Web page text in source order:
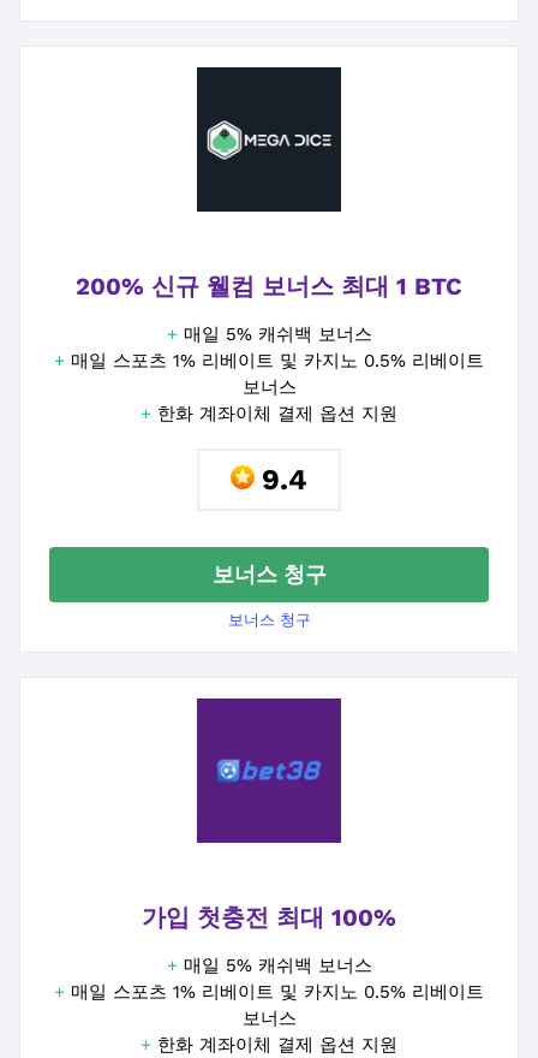
200% 신규 웰컴 보너스 최대 1 BTC
+ 매일 5% 캐쉬백 보너스
+ 매일 스포츠 1% 리베이트 및 카지노 0.5% 리베이트
보너스
+ 한화 계좌이체 결제 옵션 지원
9.4
보너스 청구
보너스 청구
가입 첫충전 최대 100%
+ 매일 5% 캐쉬백 보너스
+ 매일 스포츠 1% 리베이트 및 카지노 0.5% 리베이트
보너스
+ 한화 계좌이체 결제 옵션 지원